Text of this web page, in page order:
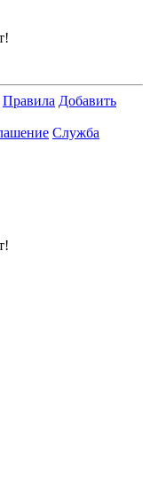
Правила Добавить
Служба